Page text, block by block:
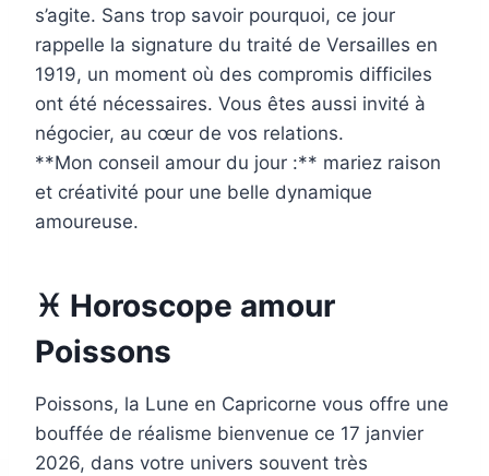
s’agite. Sans trop savoir pourquoi, ce jour
rappelle la signature du traité de Versailles en
1919, un moment où des compromis difficiles
ont été nécessaires. Vous êtes aussi invité à
négocier, au cœur de vos relations.
**Mon conseil amour du jour :** mariez raison
et créativité pour une belle dynamique
amoureuse.
♓ Horoscope amour
Poissons
Poissons, la Lune en Capricorne vous offre une
bouffée de réalisme bienvenue ce 17 janvier
2026, dans votre univers souvent très